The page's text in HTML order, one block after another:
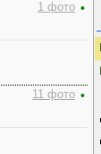
1 фото •
11 фото •